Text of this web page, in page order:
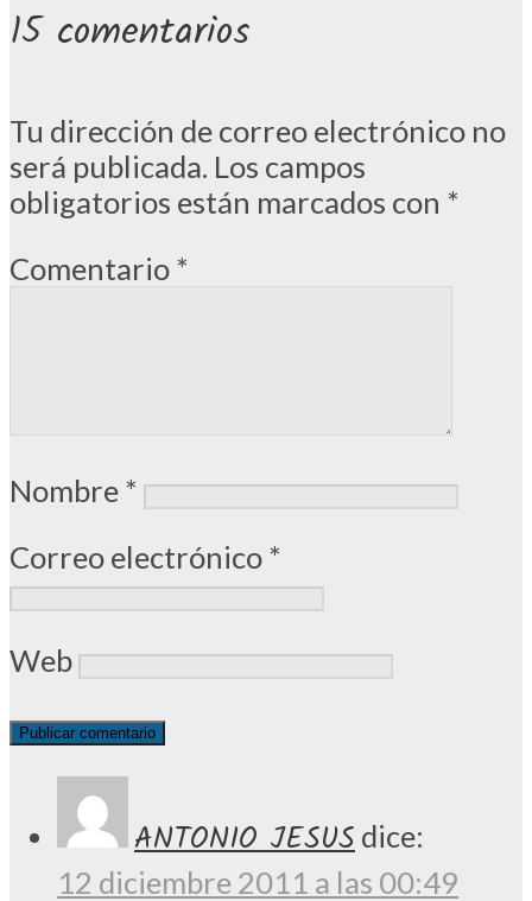
15 comentarios
Tu dirección de correo electrónico no
será publicada. Los campos
obligatorios están marcados con *
Comentario *
Nombre *
Correo electrónico *
Web
ANTONIO JESUS dice:
12 diciembre 2011 a las 00:49